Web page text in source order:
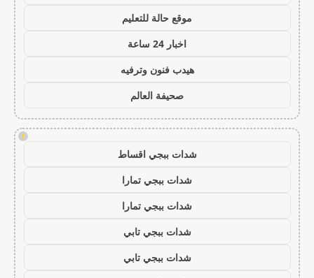
موقع حالة للتعليم
اخبار 24 ساعة
هيدب فنون وترفيه
صحيفة العالم
!
شدات ببجي اقساط
شدات ببجي تمارا
شدات ببجي تمارا
شدات ببجي تابي
شدات ببجي تابي